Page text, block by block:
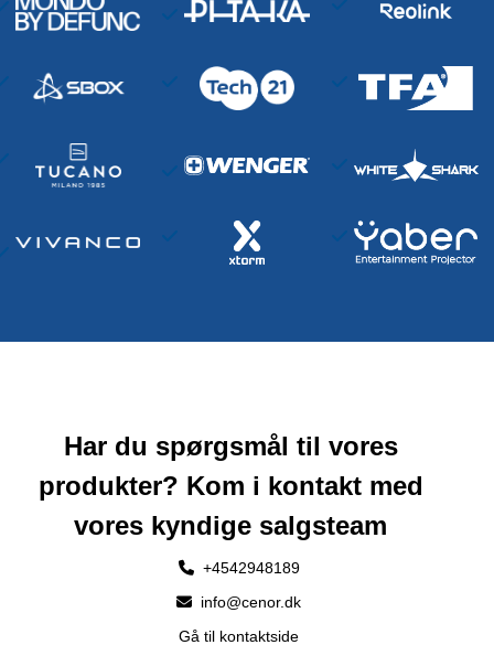
Har du spørgsmål til vores
produkter? Kom i kontakt med
vores kyndige salgsteam
+4542948189
info@cenor.dk
Gå til kontaktside